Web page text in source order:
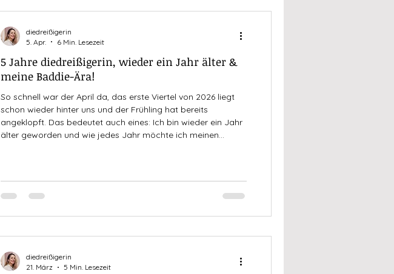
5 Jahre diedreißigerin, wieder ein Jahr älter &
meine Baddie-Ära!
So schnell war der April da, das erste Viertel von 2026 liegt
schon wieder hinter uns und der Frühling hat bereits
angeklopft. Das bedeutet auch eines: Ich bin wieder ein Jahr
älter geworden und wie jedes Jahr möchte ich meinen
diedreißigerin
5. Apr.
6 Min. Lesezeit
diedreißigerin
21. März
5 Min. Lesezeit